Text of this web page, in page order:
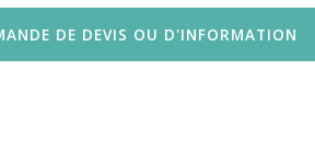
DE DEVIS OU D'INFORMATION